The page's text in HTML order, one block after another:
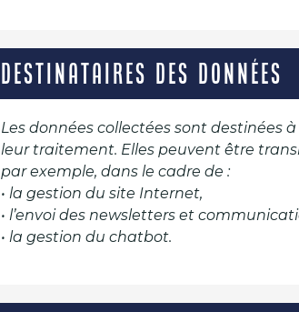
DESTINATAIRES DES DONNÉES
Les données collectées sont destinées
leur traitement. Elles peuvent être
par exemple, dans le cadre de :
• la gestion du site Internet,
• l’envoi des newsletters et
• la gestion du chatbot.